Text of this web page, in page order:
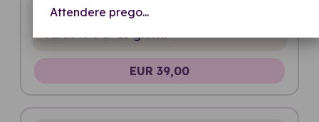
Attendere prego...Illimitato
EUR 39,00